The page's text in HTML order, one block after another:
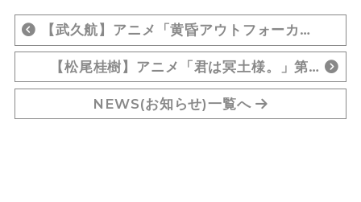
【武久航】アニメ「黄昏アウトフォーカ…
【松尾桂樹】アニメ「君は冥土様。」第…
NEWS(お知らせ)一覧へ